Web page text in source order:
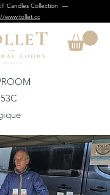
Candles Collection —
www.tollet.cc